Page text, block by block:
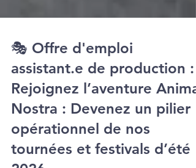
🎭 Offre d'emploi
assistant.e de production :
Rejoignez l’aventure Anima
Nostra : Devenez un pilier